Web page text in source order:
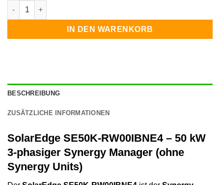
Solaredge SE50K-RW00IBNE4 Menge
IN DEN WARENKORB
BESCHREIBUNG
ZUSÄTZLICHE INFORMATIONEN
SolarEdge SE50K-RW00IBNE4 – 50 kW
3-phasiger Synergy Manager (ohne
Synergy Units)